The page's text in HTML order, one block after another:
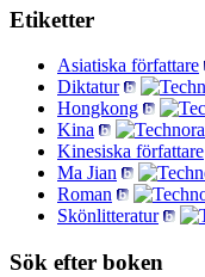
Etiketter
Asiatiska författare
Diktatur
Hongkong
Kina
Kinesiska författare
Ma Jian
Roman
Skönlitteratur
Sök efter boken